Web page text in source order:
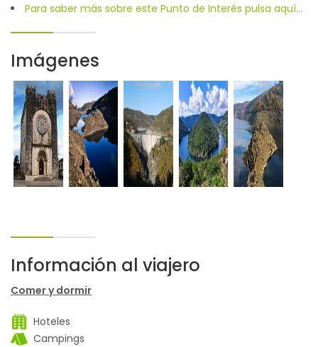
Para saber más sobre este Punto de Interés pulsa aquí...
Imágenes
Información al viajero
Comer y dormir
Hoteles
Campings